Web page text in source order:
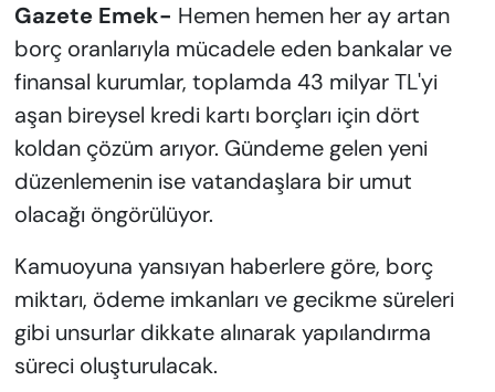
Gazete Emek- Hemen hemen her ay artan
borç oranlarıyla mücadele eden bankalar ve
finansal kurumlar, toplamda 43 milyar TL'yi
aşan bireysel kredi kartı borçları için dört
koldan çözüm arıyor. Gündeme gelen yeni
düzenlemenin ise vatandaşlara bir umut
olacağı öngörülüyor.
Kamuoyuna yansıyan haberlere göre, borç
miktarı, ödeme imkanları ve gecikme süreleri
gibi unsurlar dikkate alınarak yapılandırma
süreci oluşturulacak.
YAZAR KÖŞESİ
SİYASET
VAN VE DİYARBAKIR HABERLERİ